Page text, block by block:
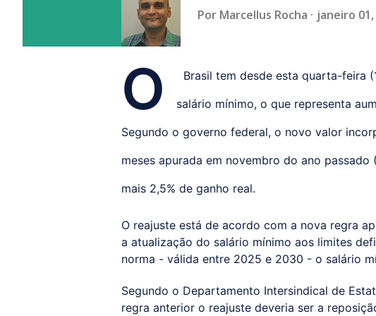
Por Marcellus Rocha janeiro 01,
O
Brasil tem desde esta quarta-feira
salário mínimo, o que representa
Segundo o governo federal, o novo valor
meses apurada em novembro do ano
mais 2,5% de ganho real.
O reajuste está de acordo com a nova regra
a atualização do salário mínimo aos limites
norma - válida entre 2025 e 2030 - o salário
Segundo o Departamento Intersindical de
regra anterior o reajuste deveria ser a